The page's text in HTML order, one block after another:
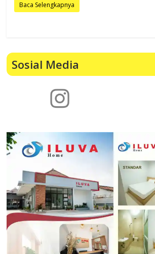
Baca Selengkapnya
Sosial Media